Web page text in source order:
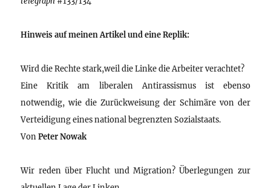
Hinweis auf meinen Artikel und eine Replik:
Wird die Rechte stark,weil die Linke die Arbeiter verachtet?
Eine Kritik am liberalen Antirassismus ist ebenso
notwendig, wie die Zurückweisung der Schimäre von der
Verteidigung eines national begrenzten Sozialstaats.
VonPeter Nowak
Wir reden über Flucht und Migration? Überlegungen zur